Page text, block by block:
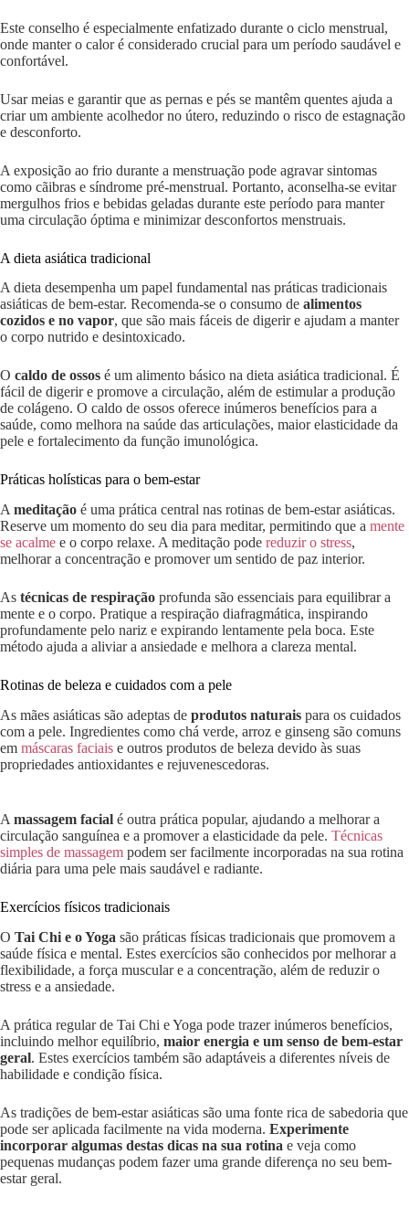
Este conselho é especialmente enfatizado durante o ciclo menstrual,
onde manter o calor é considerado crucial para um período saudável e
confortável.
Usar meias e garantir que as pernas e pés se mantêm quentes ajuda a
criar um ambiente acolhedor no útero, reduzindo o risco de estagnação
e desconforto.
A exposição ao frio durante a menstruação pode agravar sintomas
como cãibras e síndrome pré-menstrual. Portanto, aconselha-se evitar
mergulhos frios e bebidas geladas durante este período para manter
uma circulação óptima e minimizar desconfortos menstruais.
A dieta asiática tradicional
A dieta desempenha um papel fundamental nas práticas tradicionais
asiáticas de bem-estar. Recomenda-se o consumo de alimentos
cozidos e no vapor, que são mais fáceis de digerir e ajudam a manter
o corpo nutrido e desintoxicado.
O caldo de ossos é um alimento básico na dieta asiática tradicional. É
fácil de digerir e promove a circulação, além de estimular a produção
de colágeno. O caldo de ossos oferece inúmeros benefícios para a
saúde, como melhora na saúde das articulações, maior elasticidade da
pele e fortalecimento da função imunológica.
Práticas holísticas para o bem-estar
A meditação é uma prática central nas rotinas de bem-estar asiáticas.
Reserve um momento do seu dia para meditar, permitindo que a mente
se acalme e o corpo relaxe. A meditação pode reduzir o stress,
melhorar a concentração e promover um sentido de paz interior.
As técnicas de respiração profunda são essenciais para equilibrar a
mente e o corpo. Pratique a respiração diafragmática, inspirando
profundamente pelo nariz e expirando lentamente pela boca. Este
método ajuda a aliviar a ansiedade e melhora a clareza mental.
Rotinas de beleza e cuidados com a pele
As mães asiáticas são adeptas de produtos naturais para os cuidados
com a pele. Ingredientes como chá verde, arroz e ginseng são comuns
em máscaras faciais e outros produtos de beleza devido às suas
propriedades antioxidantes e rejuvenescedoras.
A massagem facial é outra prática popular, ajudando a melhorar a
circulação sanguínea e a promover a elasticidade da pele. Técnicas
simples de massagem podem ser facilmente incorporadas na sua rotina
diária para uma pele mais saudável e radiante.
Exercícios físicos tradicionais
O Tai Chi e o Yoga são práticas físicas tradicionais que promovem a
saúde física e mental. Estes exercícios são conhecidos por melhorar a
flexibilidade, a força muscular e a concentração, além de reduzir o
stress e a ansiedade.
A prática regular de Tai Chi e Yoga pode trazer inúmeros benefícios,
incluindo melhor equilíbrio, maior energia e um senso de bem-estar
geral. Estes exercícios também são adaptáveis a diferentes níveis de
habilidade e condição física.
As tradições de bem-estar asiáticas são uma fonte rica de sabedoria que
pode ser aplicada facilmente na vida moderna. Experimente
incorporar algumas destas dicas na sua rotina e veja como
pequenas mudanças podem fazer uma grande diferença no seu bem-
estar geral.